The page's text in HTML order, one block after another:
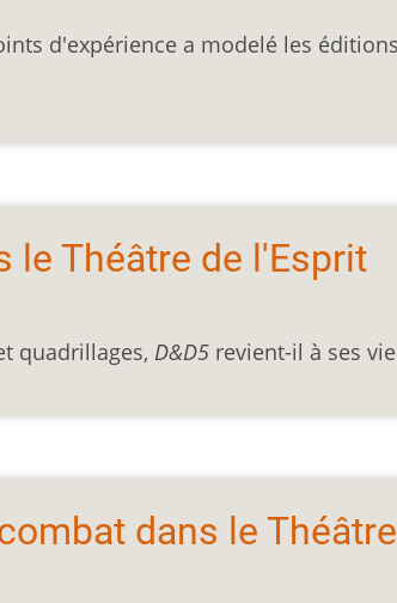
d'expérience a modelé les
le Théâtre de l'Esprit
quadrillages, D&D5 revient-il à ses
dans le